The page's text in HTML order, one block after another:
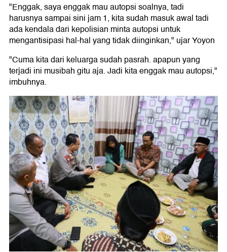
"Enggak, saya enggak mau autopsi soalnya, tadi
harusnya sampai sini jam 1, kita sudah masuk awal tadi
ada kendala dari kepolisian minta autopsi untuk
mengantisipasi hal-hal yang tidak diinginkan," ujar Yoyon
"Cuma kita dari keluarga sudah pasrah. apapun yang
terjadi ini musibah gitu aja. Jadi kita enggak mau autopsi,"
imbuhnya.